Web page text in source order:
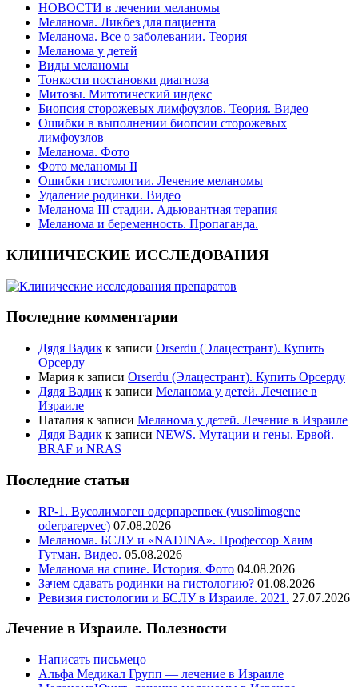
НОВОСТИ в лечении меланомы
Меланома. Ликбез для пациента
Меланома. Все о заболевании. Теория
Меланома у детей
Виды меланомы
Тонкости постановки диагноза
Митозы. Митотический индекс
Биопсия сторожевых лимфоузлов. Теория. Видео
Ошибки в выполнении биопсии сторожевых
лимфоузлов
Меланома. Фото
Фото меланомы II
Ошибки гистологии. Лечение меланомы
Удаление родинки. Видео
Меланома III стадии. Адьювантная терапия
Меланома и беременность. Пропаганда.
КЛИНИЧЕСКИЕ ИССЛЕДОВАНИЯ
Последние комментарии
Дядя Вадик к записи Orserdu (Элацестрант). Купить
Орсерду
Мария к записи Orserdu (Элацестрант). Купить Орсерду
Дядя Вадик к записи Меланома у детей. Лечение в
Израиле
Наталия к записи Меланома у детей. Лечение в Израиле
Дядя Вадик к записи NEWS. Мутации и гены. Ервой.
BRAF и NRAS
Последние статьи
RP-1. Вусолимоген одерпарепвек (vusolimogene
oderparepvec) 07.08.2026
Меланома. БСЛУ и «NADINA». Профессор Хаим
Гутман. Видео. 05.08.2026
Меланома на спине. История. Фото 04.08.2026
Зачем сдавать родинки на гистологию? 01.08.2026
Ревизия гистологии и БСЛУ в Израиле. 2021. 27.07.2026
Лечение в Израиле. Полезности
Написать письмецо
Альфа Медикал Групп — лечение в Израиле